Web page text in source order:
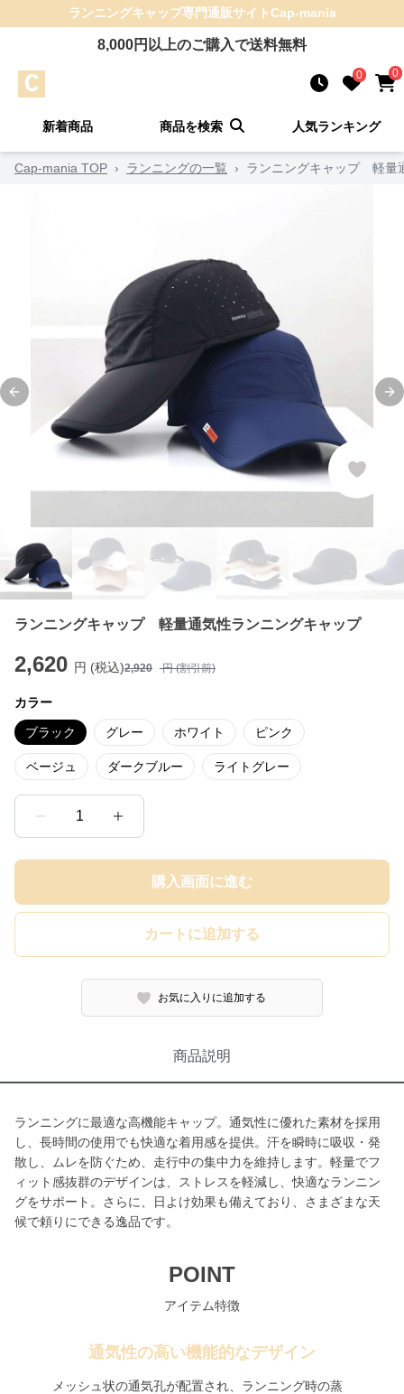
ランニングキャップ専門通販サイトCap-mania
8,000円以上のご購入で送料無料
0 0
新着商品 商品を検索 人気ランキング
Cap-mania TOP › ランニングの一覧 › ランニングキャップ 軽量
Previous slide
ランニングキャップ 軽量通気性ランニングキャップ
2,620 円 (税込)2,920 円 (割引前)
カラー
ブラック グレー ホワイト ピンク
ベージュ ダークブルー ライトグレー
1
購入画面に進む
カートに追加する
お気に入りに追加する
商品説明
ランニングに最適な高機能キャップ。通気性に優れた素材を採用
し、長時間の使用でも快適な着用感を提供。汗を瞬時に吸収・発
散し、ムレを防ぐため、走行中の集中力を維持します。軽量でフ
ィット感抜群のデザインは、ストレスを軽減し、快適なランニン
グをサポート。さらに、日よけ効果も備えており、さまざまな天
候で頼りにできる逸品です。
POINT
アイテム特徴
通気性の高い機能的なデザイン
メッシュ状の通気孔が配置され、ランニング時の蒸